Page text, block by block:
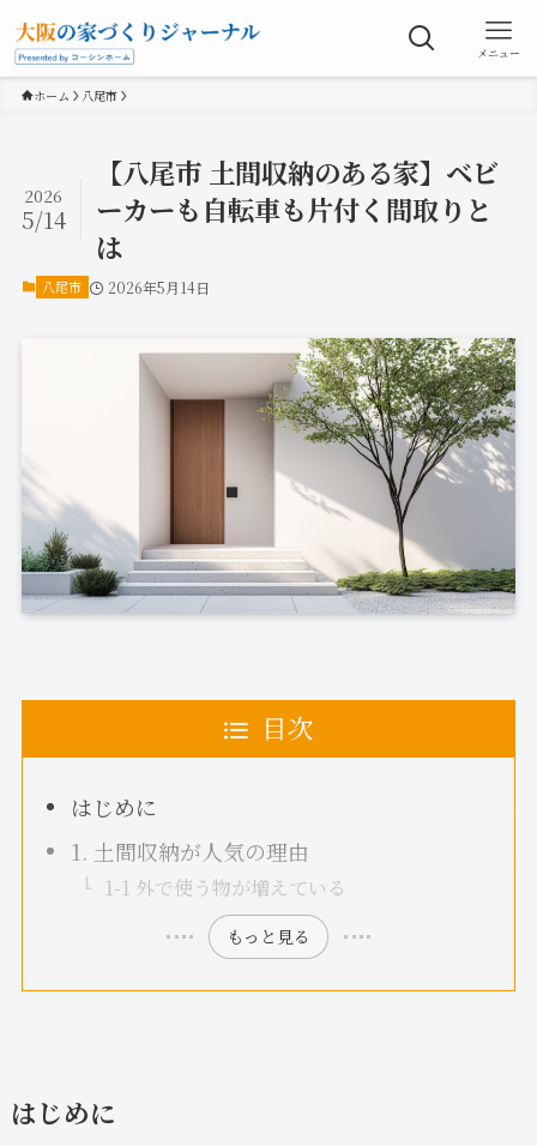
メニュー
ホーム 八尾市
【八尾市 土間収納のある家】ベビ
ーカーも自転車も片付く間取りと
は
2026
5/14
八尾市 2026年5月14日
目次
はじめに
1. 土間収納が人気の理由
1-1 外で使う物が増えている
もっと見る
はじめに